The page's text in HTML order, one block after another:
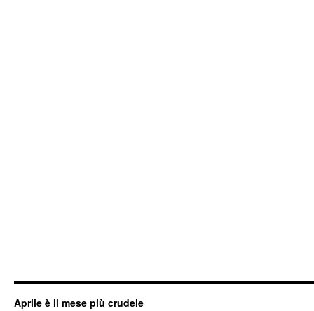
Aprile è il mese più crudele